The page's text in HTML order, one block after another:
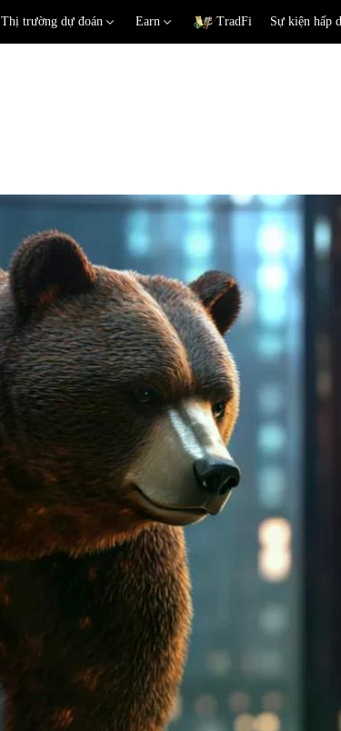
Thị trường dự đoán Earn TradFi Sự kiện hấp